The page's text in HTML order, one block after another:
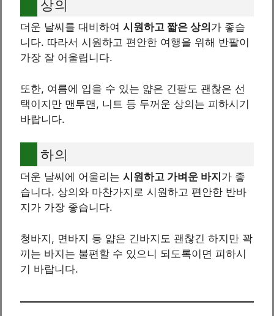
상의
더운 날씨를 대비하여 시원하고 짧은 상의 가 좋습
니다. 따라서 시원하고 편안한 여행을 위해 반팔이
가장 잘 어울립니다.
또한, 여름에 입을 수 있는 얇은 긴팔도 괜찮은 선
택이지만 맨투맨, 니트 등 두꺼운 상의는 피하시기
바랍니다.
하의
더운 날씨에 어울리는 시원하고 가벼운 바지 가 좋
습니다. 상의와 마찬가지로 시원하고 편안한 반바
지가 가장 좋습니다.
청바지, 면바지 등 얇은 긴바지도 괜찮긴 하지만 꽉
끼는 바지는 불편할 수 있으니 되도록이면 피하시
기 바랍니다.